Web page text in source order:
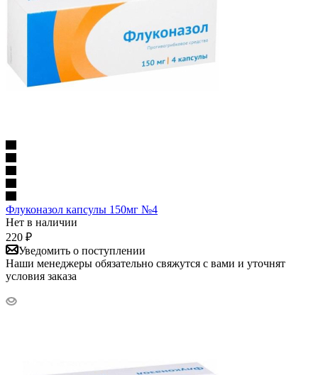
Флуконазол капсулы 150мг №4
Нет в наличии
220 ₽
Уведомить о поступлении
Наши менеджеры обязательно свяжутся с вами и уточнят
условия заказа